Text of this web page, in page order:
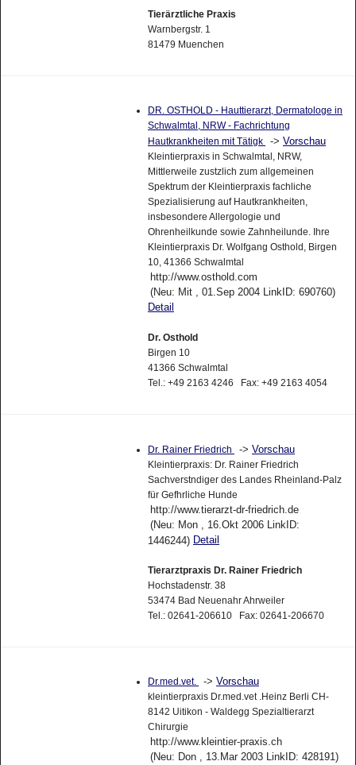
Tierärztliche Praxis
Warnbergstr. 1
81479 Muenchen
DR. OSTHOLD - Hauttierarzt, Dermatologe in
Schwalmtal, NRW - Fachrichtung
Hautkrankheiten mit Tätigk
-> Vorschau
Kleintierpraxis in Schwalmtal, NRW,
Mittlerweile zustzlich zum allgemeinen
Spektrum der Kleintierpraxis fachliche
Spezialisierung auf Hautkrankheiten,
insbesondere Allergologie und
Ohrenheilkunde sowie Zahnheilunde. Ihre
Kleintierpraxis Dr. Wolfgang Osthold, Birgen
10, 41366 Schwalmtal
http://www.osthold.com
(Neu: Mit , 01.Sep 2004 LinkID: 690760)
Detail
Dr. Osthold
Birgen 10
41366 Schwalmtal
Tel.: +49 2163 4246 Fax: +49 2163 4054
Dr. Rainer Friedrich -> Vorschau
Kleintierpraxis: Dr. Rainer Friedrich
Sachverstndiger des Landes Rheinland-Palz
für Gefhrliche Hunde
http://www.tierarzt-dr-friedrich.de
(Neu: Mon , 16.Okt 2006 LinkID:
1446244) Detail
Tierarztpraxis Dr. Rainer Friedrich
Hochstadenstr. 38
53474 Bad Neuenahr Ahrweiler
Tel.: 02641-206610 Fax: 02641-206670
Dr.med.vet. -> Vorschau
kleintierpraxis Dr.med.vet .Heinz Berli CH-
8142 Uitikon - Waldegg Spezialtierarzt
Chirurgie
http://www.kleintier-praxis.ch
(Neu: Don , 13.Mar 2003 LinkID: 428191)